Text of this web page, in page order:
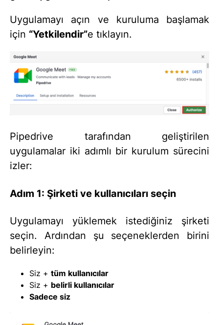
Uygulamayı açın ve kuruluma başlamak
için “Yetkilendir”e tıklayın.
Pipedrive tarafından geliştirilen
uygulamalar iki adımlı bir kurulum sürecini
izler:
Adım 1: Şirketi ve kullanıcıları seçin
Uygulamayı yüklemek istediğiniz şirketi
seçin. Ardından şu seçeneklerden birini
belirleyin:
Siz + tüm kullanıcılar
Siz + belirli kullanıcılar
Sadece siz